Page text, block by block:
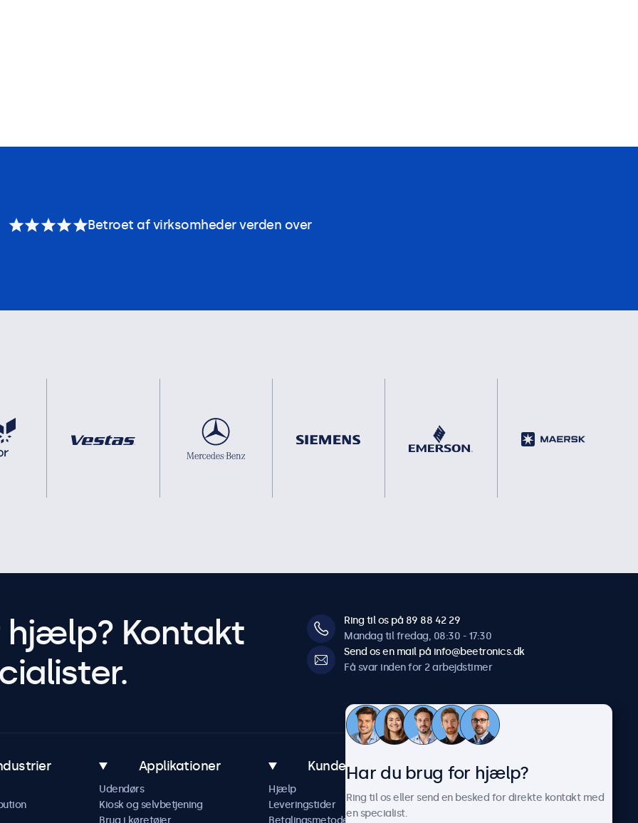
Betroet af virksomheder verden over
hjælp? Kontakt
Ring til os på 89 88 42 29
Mandag til fredag, 08:30 - 17:30
Send os en mail på info@beetronics.dk
Få svar inden for 2 arbejdstimer
Applikationer
Udendørs
Kiosk og selvbetjening
Kundeservice
Hjælp
Leveringstider
Om Beetronics
Nyheder og opdateringer
Har du brug for hjælp?
Ring til os eller send en besked for direkte kontakt med
en specialist.